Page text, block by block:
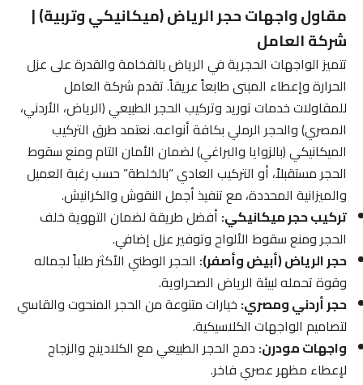
مقاول واجهات حجر الرياض (ميكانيكي وتربية) |
شركة العامل
تتميز الواجهات الحجرية في الرياض بالفخامة والقدرة على عزل
الحرارة وإعطاء المبنى طابعاً عريقاً. تقدم شركة العامل
للمقاولات خدمات توريد وتركيب الحجر الطبيعي (الرياض، الأردني،
المصري) والحجر الرملي بكافة أنواعه. نعتمد طرق التركيب
الميكانيكي (بالزوايا والبراغي) لضمان الأمان التام ومنع سقوط
الحجر مستقبلاً، أو التركيب العادي “بالخلطة” حسب رغبة العميل
والميزانية المحددة، مع تنفيذ أجمل النقوش والكرانيش.
تركيب حجر ميكانيكي:أفضل طريقة لضمان التهوية خلف
الحجر ومنع سقوط الألواح وتوفير عزل إضافي.
حجر الرياض (أبيض وأصفر):الحجر الوطني الأكثر طلباً لجماله
وقوة تحمله لبيئة الرياض الصحراوية.
حجر أردني ومصري:خيارات متنوعة من الحجر المنحوت والقاسي
لتصاميم الواجهات الكلاسيكية.
واجهات مودرن:دمج الحجر الطبيعي مع الكلادينج والزجاج
لإعطاء مظهر عصري فاخر.